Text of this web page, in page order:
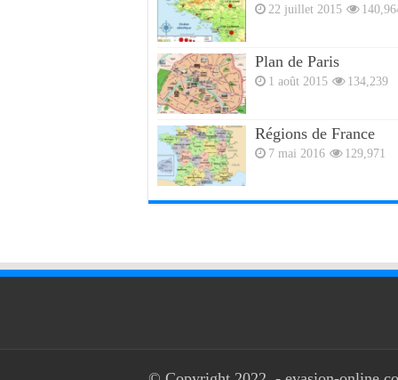
22 juillet 2015
Plan de Paris
1 août 2015 134,239
Régions de France
7 mai 2016 129,971